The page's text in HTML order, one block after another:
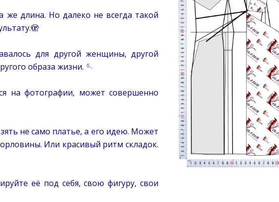
же длина. Но далеко не всегда такой
для другой женщины, другой
образа жизни. 🪡
на фотографии, может совершенно
не само платье, а его идею. Может
Или красивый ритм складок.
её под себя, свою фигуру, свои